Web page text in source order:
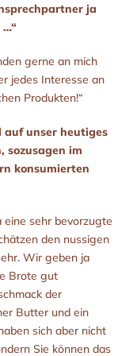
ja
gerne an mich
jedes Interesse an
Produkten!“
auf unser heutiges
sozusagen im
konsumierten
eine sehr bevorzugte
den nussigen
Wir geben ja
Brote gut
der
Butter und ein
sich aber nicht
Sie können das